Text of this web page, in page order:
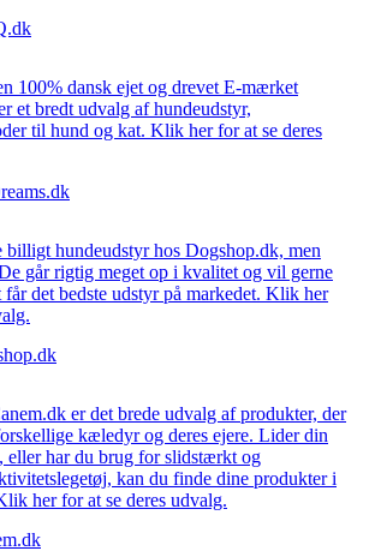
100% dansk ejet og drevet E-mærket
et bredt udvalg af hundeudstyr,
til hund og kat. Klik her for at se deres
hundeudstyr hos Dogshop.dk, men
går rigtig meget op i kvalitet og vil gerne
det bedste udstyr på markedet. Klik her
er det brede udvalg af produkter, der
kæledyr og deres ejere. Lider din
eller har du brug for slidstærkt og
kan du finde dine produkter i
her for at se deres udvalg.